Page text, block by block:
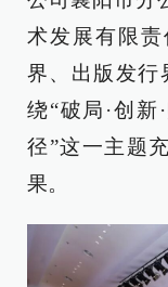
术发展有限
界、出版发行
绕“破局·创新
径”这一主题
果。